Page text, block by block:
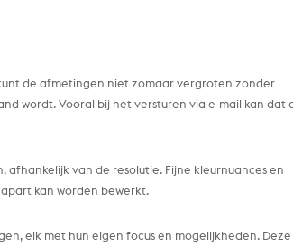
de afmetingen niet zomaar vergroten zonder
wordt. Vooral bij het versturen via e-mail kan dat
van de resolutie. Fijne kleurnuances en
kan worden bewerkt.
elk met hun eigen focus en mogelijkheden. Deze